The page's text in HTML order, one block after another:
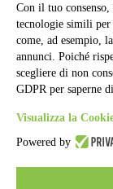
Gestione
Pagina
Sezione
Copyright 2026 |
Parma S.p.A. |
Con il tuo
tecnologie simili per
come, ad esempio,
annunci. Poiché
scegliere di non
GDPR per saperne
Visualizza la
Powered by